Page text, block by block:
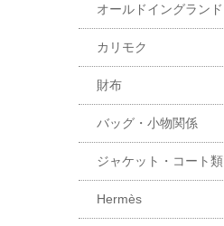
オールドイングランド
カリモク
財布
バッグ・小物関係
ジャケット・コート類
Hermès